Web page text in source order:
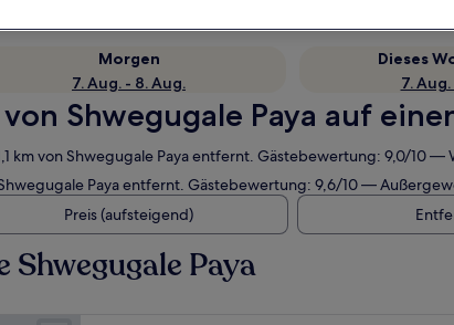
Morgen
7. Aug. - 8. Aug.
Dieses
7.
Shwegugale Paya auf
km von Shwegugale Paya entfernt. Gästebewertung: 9,0/10 —
Paya entfernt. Gästebewertung: 9,6/10 —
Preis (aufsteigend)
Shwegugale Paya